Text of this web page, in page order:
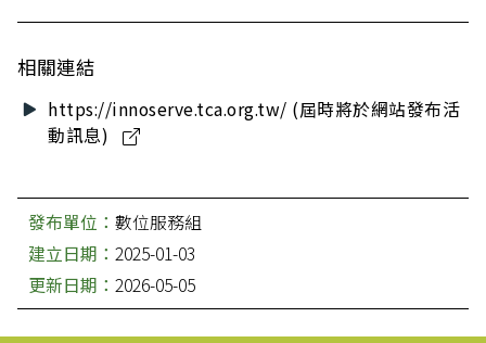
相關連結
https://innoserve.tca.org.tw/ (屆時將於網站發布活
動訊息)
發布單位：數位服務組
建立日期：2025-01-03
更新日期：2026-05-05